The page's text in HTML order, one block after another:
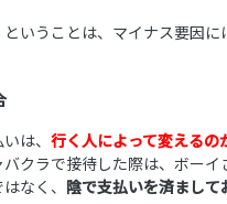
いうことは、マイナス要因に
は、 行く人によって変える
クラで接待した際は、ボーイ
なく、 陰で支払いを済まして